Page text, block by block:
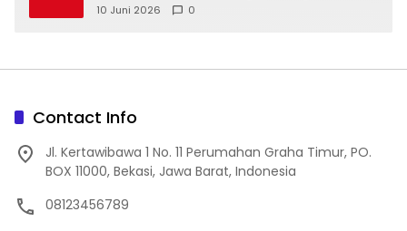
10 Juni 2026 0
Contact Info
Jl. Kertawibawa 1 No. 11 Perumahan Graha Timur, PO.
BOX 11000, Bekasi, Jawa Barat, Indonesia
08123456789